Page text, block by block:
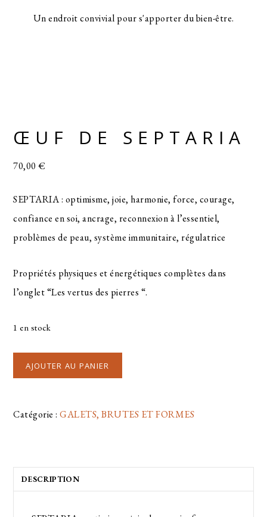
Un endroit convivial pour s'apporter du bien-être.
ŒUF DE SEPTARIA
70,00€
SEPTARIA : optimisme, joie, harmonie, force, courage,
confiance en soi, ancrage, reconnexion à l’essentiel,
problèmes de peau, système immunitaire, régulatrice
Propriétés physiques et énergétiques complètes dans
l’onglet “Les vertus des pierres “.
1 en stock
AJOUTER AU PANIER
Catégorie :GALETS, BRUTES ET FORMES
DESCRIPTION